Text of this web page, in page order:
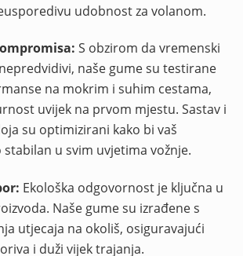
udobnost za volanom.
S obzirom da vremenski
naše gume su testirane
na mokrim i suhim cestama,
uvijek na prvom mjestu. Sastav i
su optimizirani kako bi vaš
u svim uvjetima vožnje.
Ekološka odgovornost je ključna u
Naše gume su izrađene s
utjecaja na okoliš, osiguravajući
i duži vijek trajanja.